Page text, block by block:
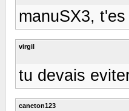
manuSX3,
virgil
tu devais
caneton123